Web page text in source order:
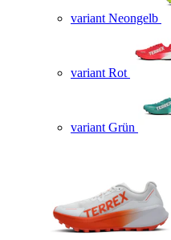
variant Neongelb
variant Rot
variant Grün